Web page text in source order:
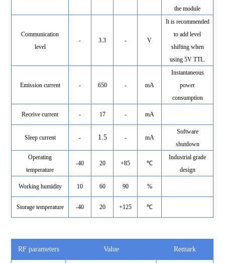
the module
Communication
level
- 3.3 - V
It is recommended
to add level
shifting when
using 5V TTL.
Emission current - 650 - mA
Instantaneous
power
consumption
Receive current - 17 - mA
Sleep current - 1.5 - mA
Software
shutdown
Operating
temperature
-40 20 +85 ℃
Industrial grade
design
Working humidity 10 60 90 %
Storage temperature -40 20 +125 ℃
RF parameters Value Remark